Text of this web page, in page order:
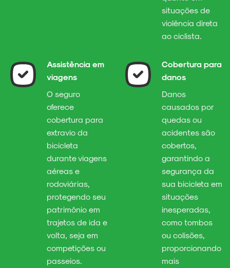
situações de
violência direta
ao ciclista.
Assistência em
viagens
O seguro
oferece
cobertura para
extravio da
bicicleta
durante viagens
aéreas e
rodoviárias,
protegendo seu
patrimônio em
trajetos de ida e
volta, seja em
competições ou
passeios.
Cobertura para
danos
Danos
causados por
quedas ou
acidentes são
cobertos,
garantindo a
segurança da
sua bicicleta em
situações
inesperadas,
como tombos
ou colisões,
proporcionando
mais